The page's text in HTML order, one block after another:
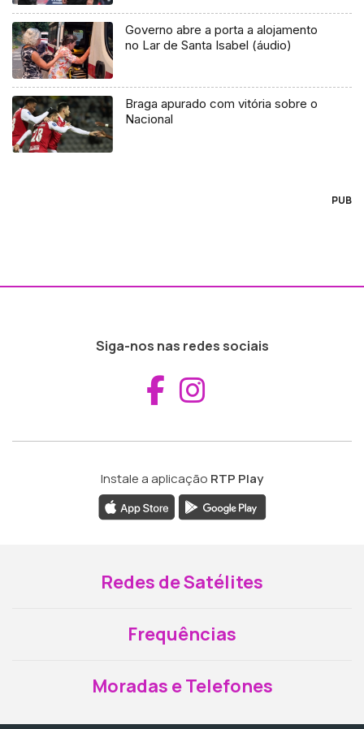
Governo abre a porta a alojamento
no Lar de Santa Isabel (áudio)
Braga apurado com vitória sobre o
Nacional
PUB
Siga-nos nas redes sociais
Aceder ao
Instale a aplicação RTP Play
Redes de Satélites
Frequências
Moradas e Telefones